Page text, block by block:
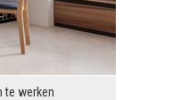
te werken